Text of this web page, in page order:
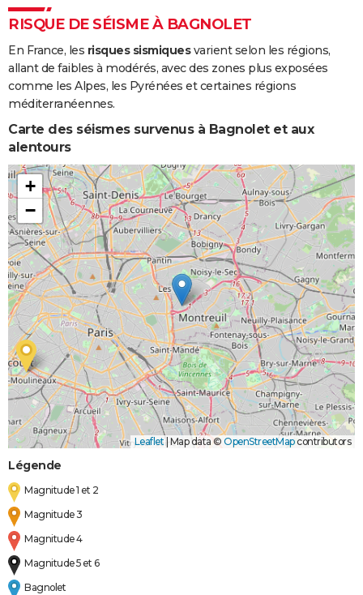
RISQUE DE SÉISME À BAGNOLET
En France, les risques sismiquesvarient selon les régions,
allant de faibles à modérés, avec des zones plus exposées
comme les Alpes, les Pyrénées et certaines régions
méditerranéennes.
Carte des séismes survenus à Bagnolet et aux
alentours
+
−
Leaflet Map data © OpenStreetMapcontributors
Légende
Magnitude 1 et 2
Magnitude 3
Magnitude 4
Magnitude 5 et 6
Bagnolet